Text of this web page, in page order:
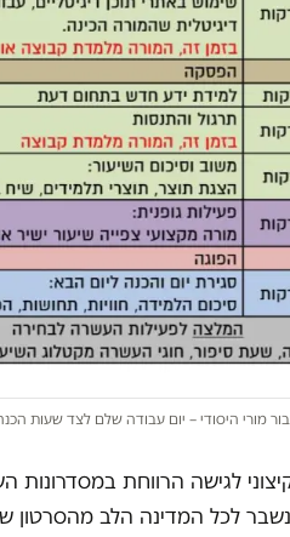
מורי היסודי – יום עבודה שלם לצד שעות
לגישה הרווחת במסדרונות
לכל המדינה הלב מהסרטון